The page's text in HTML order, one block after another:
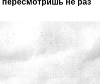
пересмотришь не раз